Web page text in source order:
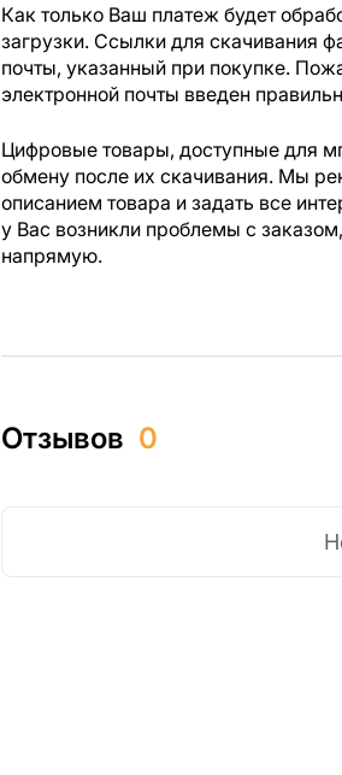
Как только Ваш платеж будет
загрузки. Ссылки для скачивания
почты, указанный при покупке.
электронной почты введен
Цифровые товары, доступные для
обмену после их скачивания. Мы
описанием товара и задать все
у Вас возникли проблемы с
напрямую.
Отзывов 0